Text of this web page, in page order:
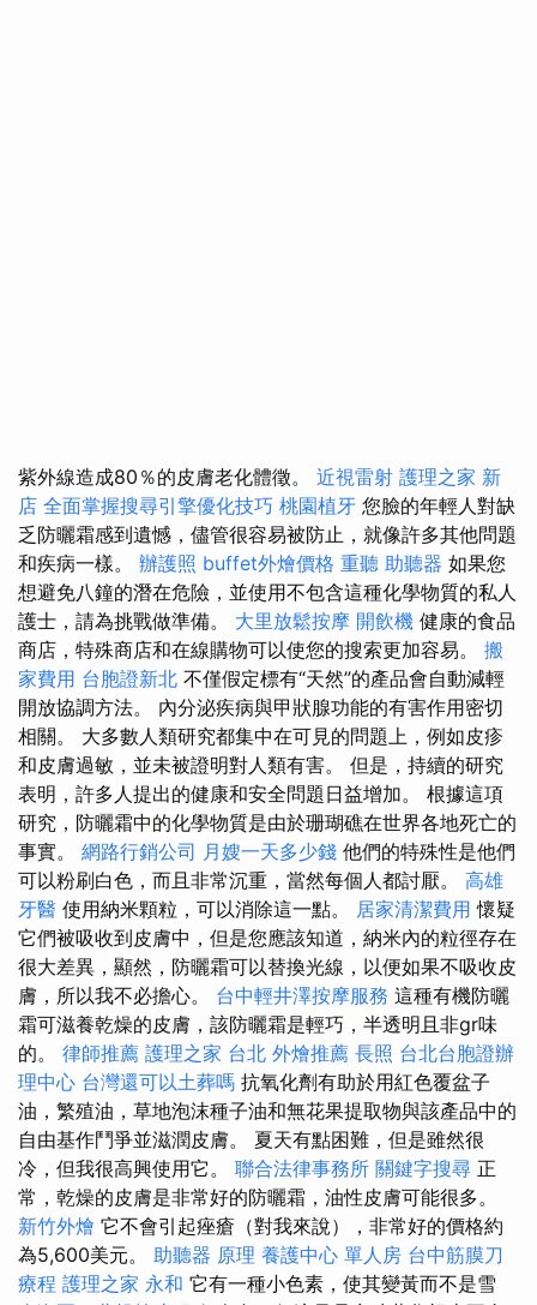
紫外線造成80％的皮膚老化體徵。 近視雷射 護理之家 新
店 全面掌握搜尋引擎優化技巧 桃園植牙 您臉的年輕人對缺
乏防曬霜感到遺憾，儘管很容易被防止，就像許多其他問題
和疾病一樣。 辦護照 buffet外燴價格 重聽 助聽器 如果您
想避免八鐘的潛在危險，並使用不包含這種化學物質的私人
護士，請為挑戰做準備。 大里放鬆按摩 開飲機 健康的食品
商店，特殊商店和在線購物可以使您的搜索更加容易。 搬
家費用 台胞證新北 不僅假定標有“天然”的產品會自動減輕
開放協調方法。 內分泌疾病與甲狀腺功能的有害作用密切
相關。 大多數人類研究都集中在可見的問題上，例如皮疹
和皮膚過敏，並未被證明對人類有害。 但是，持續的研究
表明，許多人提出的健康和安全問題日益增加。 根據這項
研究，防曬霜中的化學物質是由於珊瑚礁在世界各地死亡的
事實。 網路行銷公司 月嫂一天多少錢 他們的特殊性是他們
可以粉刷白色，而且非常沉重，當然每個人都討厭。 高雄
牙醫 使用納米顆粒，可以消除這一點。 居家清潔費用 懷疑
它們被吸收到皮膚中，但是您應該知道，納米內的粒徑存在
很大差異，顯然，防曬霜可以替換光線，以便如果不吸收皮
膚，所以我不必擔心。 台中輕井澤按摩服務 這種有機防曬
霜可滋養乾燥的皮膚，該防曬霜是輕巧，半透明且非gr味
的。 律師推薦 護理之家 台北 外燴推薦 長照 台北台胞證辦
理中心 台灣還可以土葬嗎 抗氧化劑有助於用紅色覆盆子
油，繁殖油，草地泡沫種子油和無花果提取物與該產品中的
自由基作鬥爭並滋潤皮膚。 夏天有點困難，但是雖然很
冷，但我很高興使用它。 聯合法律事務所 關鍵字搜尋 正
常，乾燥的皮膚是非常好的防曬霜，油性皮膚可能很多。
新竹外燴 它不會引起痤瘡（對我來說），非常好的價格約
為5,600美元。 助聽器 原理 養護中心 單人房 台中筋膜刀
療程 護理之家 永和 它有一種小色素，使其變黃而不是雪